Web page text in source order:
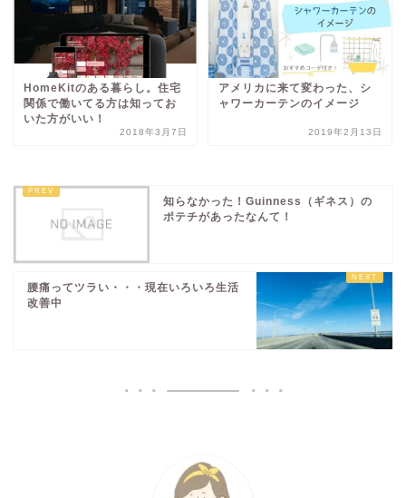
HomeKitのある暮らし。住宅
関係で働いてる方は知ってお
いた方がいい！
2018年3月7日
アメリカに来て変わった、シ
ャワーカーテンのイメージ
2019年2月13日
知らなかった！Guinness（ギネス）の
ポテチがあったなんて！
腰痛ってツラい・・・現在いろいろ生活
改善中